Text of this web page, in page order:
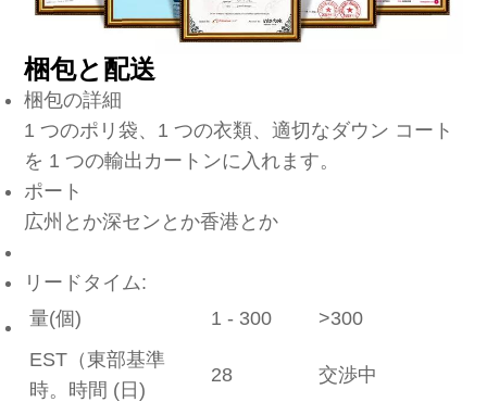
梱包と配送
梱包の詳細
1 つのポリ袋、1 つの衣類、適切なダウン コート
を 1 つの輸出カートンに入れます。
ポート
広州とか深センとか香港とか
リードタイム:
量(個)
1 - 300
>300
EST（東部基準
時。時間 (日)
28 交渉中